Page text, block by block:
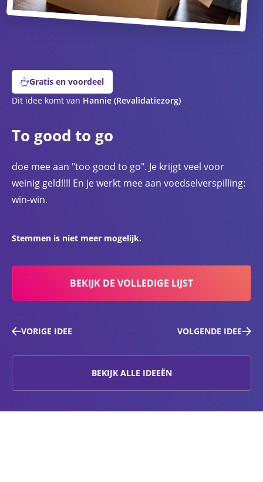
Gratis en voordeel
Dit idee komt van Hannie (Revalidatiezorg)
To good to go
doe mee aan "too good to go". Je krijgt veel voor
weinig geld!!!! En je werkt mee aan voedselverspilling:
win-win.
Stemmen is niet meer mogelijk.
BEKIJK DE VOLLEDIGE LIJST
VORIGE IDEE VOLGENDE IDEE
BEKIJK ALLE IDEEËN